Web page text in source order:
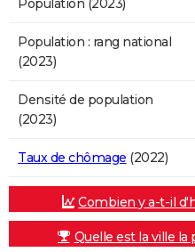
Population (2023)
Population : rang national
(2023)
Densité de population
(2023)
Taux de chômage (2022)
Combien y a-t-il
Quelle est la ville la